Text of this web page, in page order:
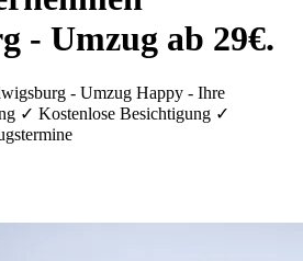
- Umzug ab 29€.
- Umzug Happy - Ihre
✓ Kostenlose Besichtigung ✓